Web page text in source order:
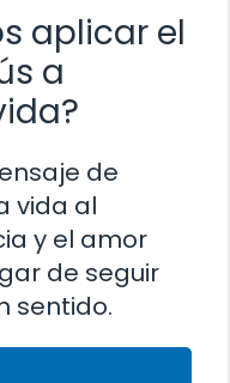
aplicar el
a
de
vida al
y el amor
de seguir
sentido.